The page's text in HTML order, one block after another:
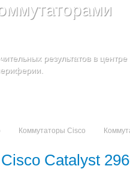
результатов в центре
UCS серии
серии B
помощью гибкой,
Коммутаторы Cisco
Cisco Catalyst